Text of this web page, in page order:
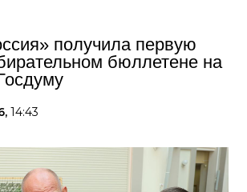
получила первую
бюллетене на
14:43